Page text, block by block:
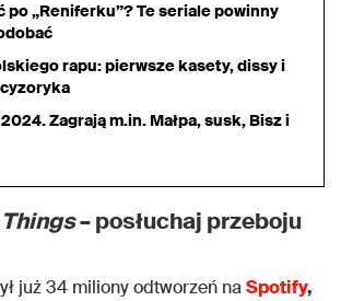
po „Reniferku”? Te seriale powinny
rapu: pierwsze kasety, dissy i
Zagrają m.in. Małpa, susk, Bisz i
– posłuchaj przeboju
już 34 miliony odtworzeń naSpotify,